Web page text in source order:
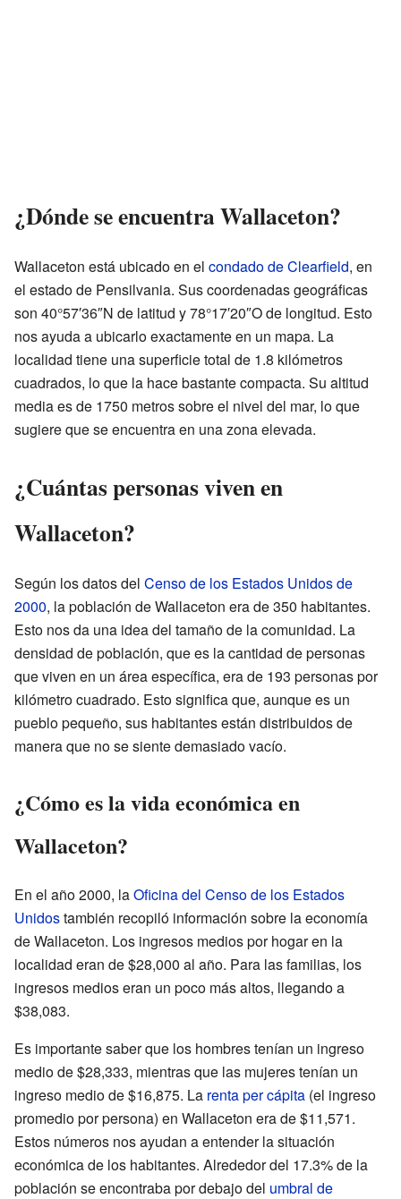
¿Dónde se encuentra Wallaceton?
Wallaceton está ubicado en el condado de Clearfield, en
el estado de Pensilvania. Sus coordenadas geográficas
son 40°57′36″N de latitud y 78°17′20″O de longitud. Esto
nos ayuda a ubicarlo exactamente en un mapa. La
localidad tiene una superficie total de 1.8 kilómetros
cuadrados, lo que la hace bastante compacta. Su altitud
media es de 1750 metros sobre el nivel del mar, lo que
sugiere que se encuentra en una zona elevada.
¿Cuántas personas viven en
Wallaceton?
Según los datos del Censo de los Estados Unidos de
2000, la población de Wallaceton era de 350 habitantes.
Esto nos da una idea del tamaño de la comunidad. La
densidad de población, que es la cantidad de personas
que viven en un área específica, era de 193 personas por
kilómetro cuadrado. Esto significa que, aunque es un
pueblo pequeño, sus habitantes están distribuidos de
manera que no se siente demasiado vacío.
¿Cómo es la vida económica en
Wallaceton?
En el año 2000, laOficina del Censo de los Estados
Unidostambién recopiló información sobre la economía
de Wallaceton. Los ingresos medios por hogar en la
localidad eran de $28,000 al año. Para las familias, los
ingresos medios eran un poco más altos, llegando a
$38,083.
Es importante saber que los hombres tenían un ingreso
medio de $28,333, mientras que las mujeres tenían un
ingreso medio de $16,875. La renta per cápita (el ingreso
promedio por persona) en Wallaceton era de $11,571.
Estos números nos ayudan a entender la situación
económica de los habitantes. Alrededor del 17.3% de la
población se encontraba por debajo del umbral de